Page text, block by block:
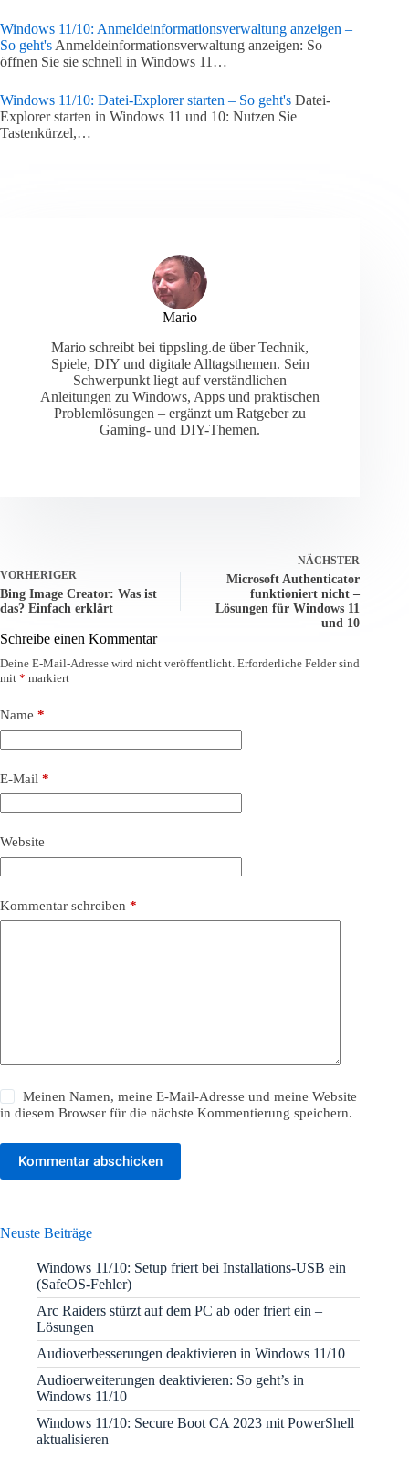
Windows 11/10: Anmeldeinformationsverwaltung anzeigen –
So geht's Anmeldeinformationsverwaltung anzeigen: So
öffnen Sie sie schnell in Windows 11…
Windows 11/10: Datei-Explorer starten – So geht's Datei-
Explorer starten in Windows 11 und 10: Nutzen Sie
Tastenkürzel,…
Mario
Mario schreibt bei tippsling.de über Technik,
Spiele, DIY und digitale Alltagsthemen. Sein
Schwerpunkt liegt auf verständlichen
Anleitungen zu Windows, Apps und praktischen
Problemlösungen – ergänzt um Ratgeber zu
Gaming- und DIY-Themen.
VORHERIGER
Bing Image Creator: Was ist
das? Einfach erklärt
NÄCHSTER
Microsoft Authenticator
funktioniert nicht –
Lösungen für Windows 11
und 10
Schreibe einen Kommentar
Deine E-Mail-Adresse wird nicht veröffentlicht. Erforderliche Felder sind
mit * markiert
Name *
E-Mail *
Website
Kommentar schreiben *
Meinen Namen, meine E-Mail-Adresse und meine Website
in diesem Browser für die nächste Kommentierung speichern.
Kommentar abschicken
Neuste Beiträge
Windows 11/10: Setup friert bei Installations-USB ein
(SafeOS-Fehler)
Arc Raiders stürzt auf dem PC ab oder friert ein –
Lösungen
Audioverbesserungen deaktivieren in Windows 11/10
Audioerweiterungen deaktivieren: So geht’s in
Windows 11/10
Windows 11/10: Secure Boot CA 2023 mit PowerShell
aktualisieren